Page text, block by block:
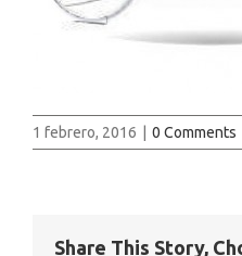
1 febrero, 2016 0 Comments
Share This Story,